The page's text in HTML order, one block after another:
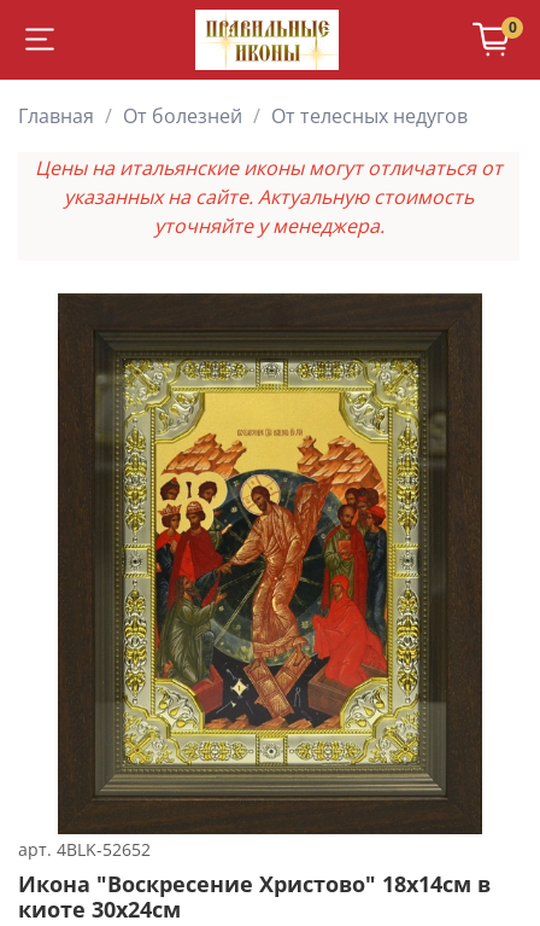
0
Главная От болезней
От телесных недугов
Цены на итальянские иконы могут отличаться от
указанных на сайте. Актуальную стоимость
уточняйте у менеджера.
арт. 4BLK-52652
Икона "Воскресение Христово" 18х14см в
киоте 30х24см